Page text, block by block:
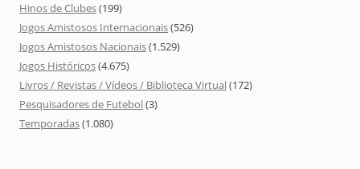
Hinos de Clubes(199)
Jogos Amistosos Internacionais(526)
Jogos Amistosos Nacionais(1.529)
Jogos Históricos(4.675)
Livros / Revistas / Vídeos / Biblioteca Virtual(172)
Pesquisadores de Futebol(3)
Temporadas(1.080)